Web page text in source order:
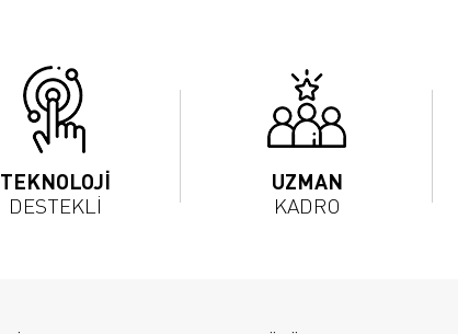
TEKNOLOJİ
DESTEKLİ
UZMAN
KADRO